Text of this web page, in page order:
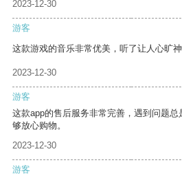
2023-12-30
游客
这款游戏的音乐非常优美，听了让人心旷神
2023-12-30
游客
这款app的售后服务非常完善，遇到问题
够放心购物。
2023-12-30
游客